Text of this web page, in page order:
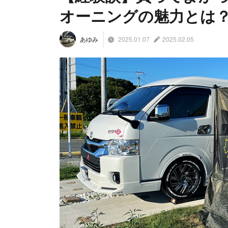
オーニングの魅力とは
あゆみ 2025.01.07 2025.02.05